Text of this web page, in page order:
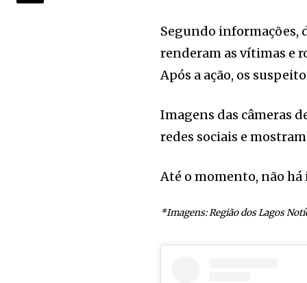
Segundo informações,
renderam as vítimas e
Após a ação, os
Imagens das câmeras
redes sociais e
Até o momento, não há
*Imagens: Região dos Lagos